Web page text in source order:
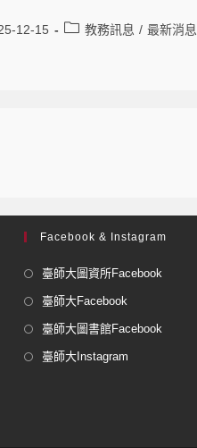
12-15 教務訊息 / 最新消息
Facebook & Instagram
臺師大圖資所Facebook
臺師大Facebook
臺師大圖書館Facebook
臺師大Instagram